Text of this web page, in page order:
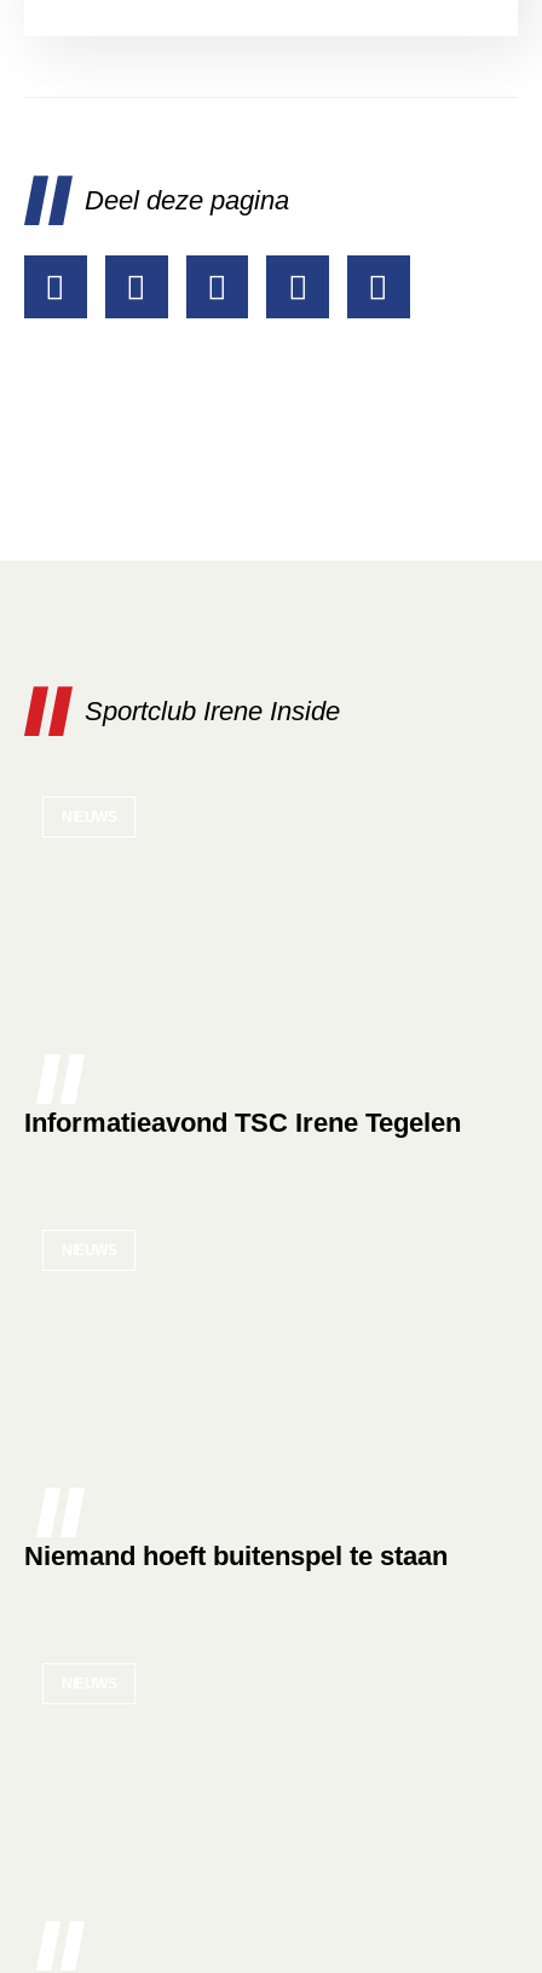
Deel deze pagina
Sportclub Irene Inside
Informatieavond TSC Irene Tegelen
Niemand hoeft buitenspel te staan